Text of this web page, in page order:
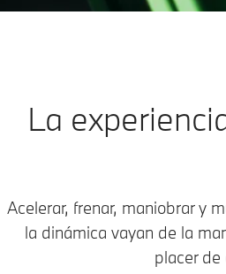
La
Acelerar, frenar, maniobrar y
la dinámica vayan de la
placer de